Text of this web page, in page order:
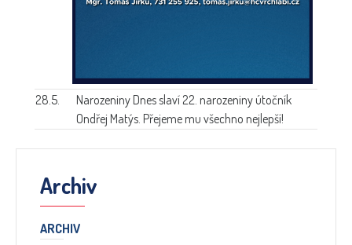
28.5. Narozeniny Dnes slaví 22. narozeniny útočník
Ondřej Matýs. Přejeme mu všechno nejlepší!
Archiv
ARCHIV